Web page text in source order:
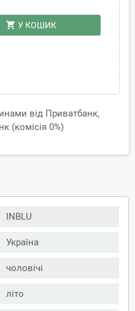
shopping_cart У КОШИК
від Приватбанк,
(комісія 0%)
INBLU
Україна
чоловічі
літо